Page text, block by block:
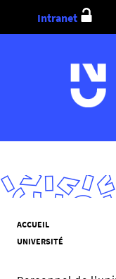
Intranet
V
o
s
ACCUEIL
UNIVERSITÉ